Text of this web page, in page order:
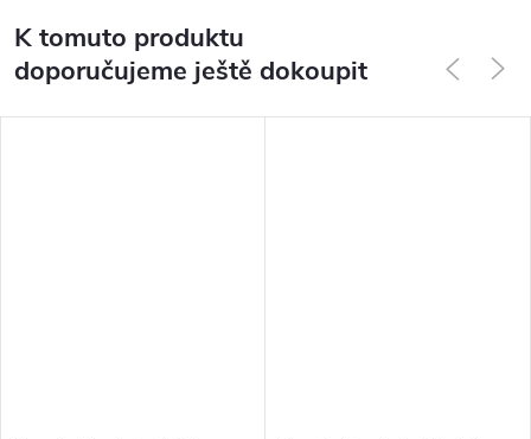
K tomuto produktu
doporučujeme ještě dokoupit